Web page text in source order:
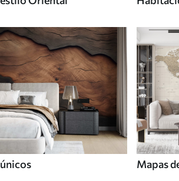
únicos Mapas